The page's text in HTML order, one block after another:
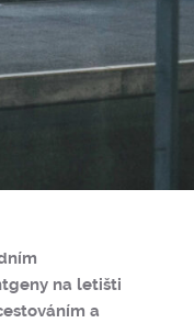
na letišti
a